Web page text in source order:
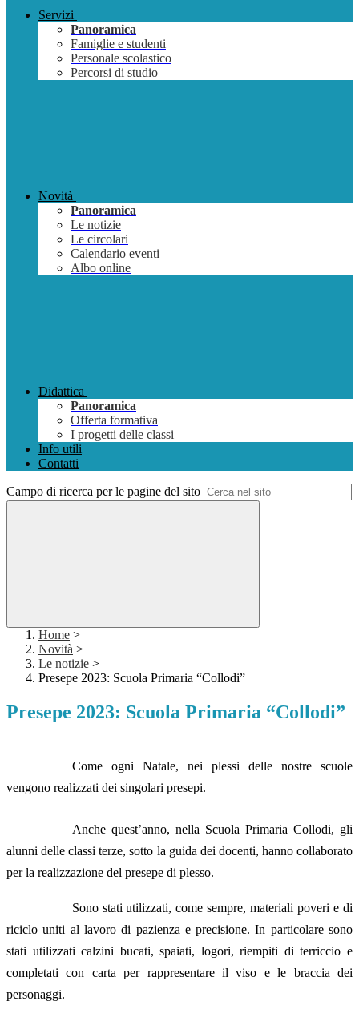
Servizi
Panoramica
Famiglie e studenti
Personale scolastico
Percorsi di studio
Novità
Panoramica
Le notizie
Le circolari
Calendario eventi
Albo online
Didattica
Panoramica
Offerta formativa
I progetti delle classi
Info utili
Contatti
Campo di ricerca per le pagine del sito
Home >
Novità >
Le notizie >
Presepe 2023: Scuola Primaria “Collodi”
Presepe 2023: Scuola Primaria “Collodi”
Come ogni Natale, nei plessi delle nostre scuole
vengono realizzati dei singolari presepi.
Anche quest’anno, nella Scuola Primaria Collodi, gli
alunni delle classi terze, sotto la guida dei docenti, hanno collaborato
per la realizzazione del presepe di plesso.
Sono stati utilizzati, come sempre, materiali poveri e di
riciclo uniti al lavoro di pazienza e precisione. In particolare sono
stati utilizzati calzini bucati, spaiati, logori, riempiti di terriccio e
completati con carta per rappresentare il viso e le braccia dei
personaggi.